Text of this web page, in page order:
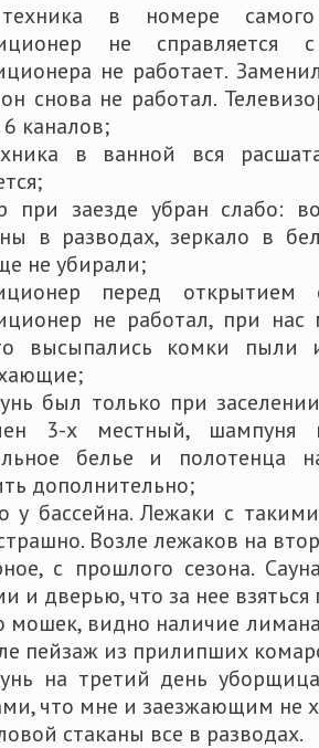
в номере самого
не
не работает.
снова не работал.
6 каналов;
в ванной вся
при заезде убран слабо:
в разводах, зеркало в
не убирали;
перед открытием
не работал, при
высыпались комки
был только при
3-х местный,
белье и полотенца
дополнительно;
у бассейна. Лежаки с
Возле лежаков на
с прошлого сезона.
и дверью, что за нее
мошек, видно наличие
пейзаж из прилипших
на третий день
что мне и заезжающим не
стаканы все в разводах.